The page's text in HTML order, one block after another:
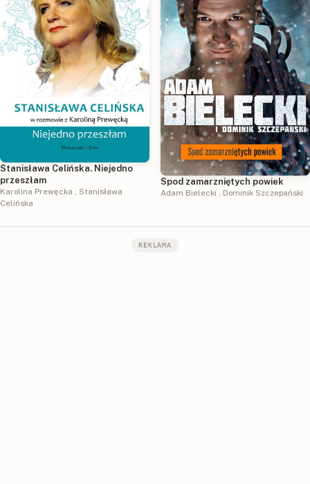
Stanisława Celińska. Niejedno
przeszłam
Karolina Prewęcka , Stanisława
Celińska
Spod zamarzniętych powiek
Adam Bielecki , Dominik Szczepański
REKLAMA